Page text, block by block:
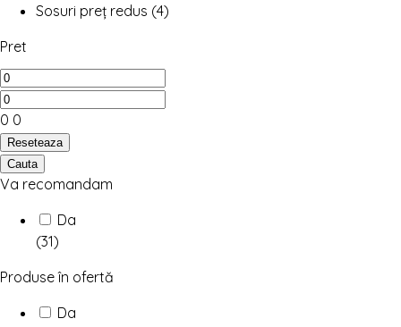
Sosuri preț redus (4)
Pret
0 0
Reseteaza
Cauta
Va recomandam
Da
(31)
Produse în ofertă
Da